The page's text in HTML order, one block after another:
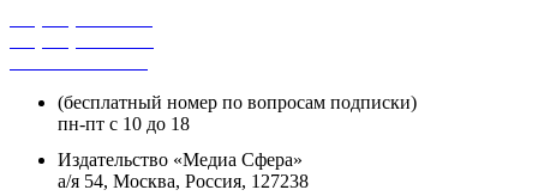
(бесплатный номер по вопросам подписки)
пн-пт с 10 до 18
Издательство «Медиа Сфера»
а/я 54, Москва, Россия, 127238